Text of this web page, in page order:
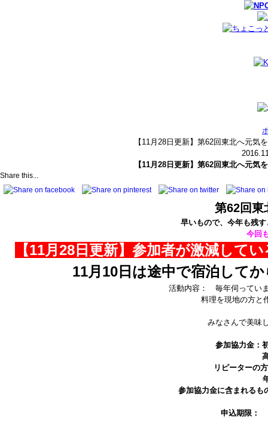
【11月28日更新】第62回東北へ元気
【11月28日更新】第62回東北へ元気
Share this...
第62回東
早いもので、今年も残
今回
【11月28日更新】参加者が激減して
11月10日は途中で宿泊して
活動内容： 毎年伺ってい
料理を現地の方と作り、一
みなさんで美味しいもの
参加協力金
リピーター
参加協力金に含まれる
申込期限